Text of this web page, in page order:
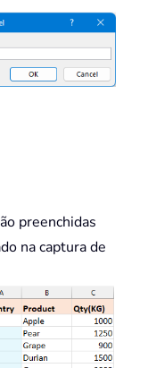
preenchidas
na captura de